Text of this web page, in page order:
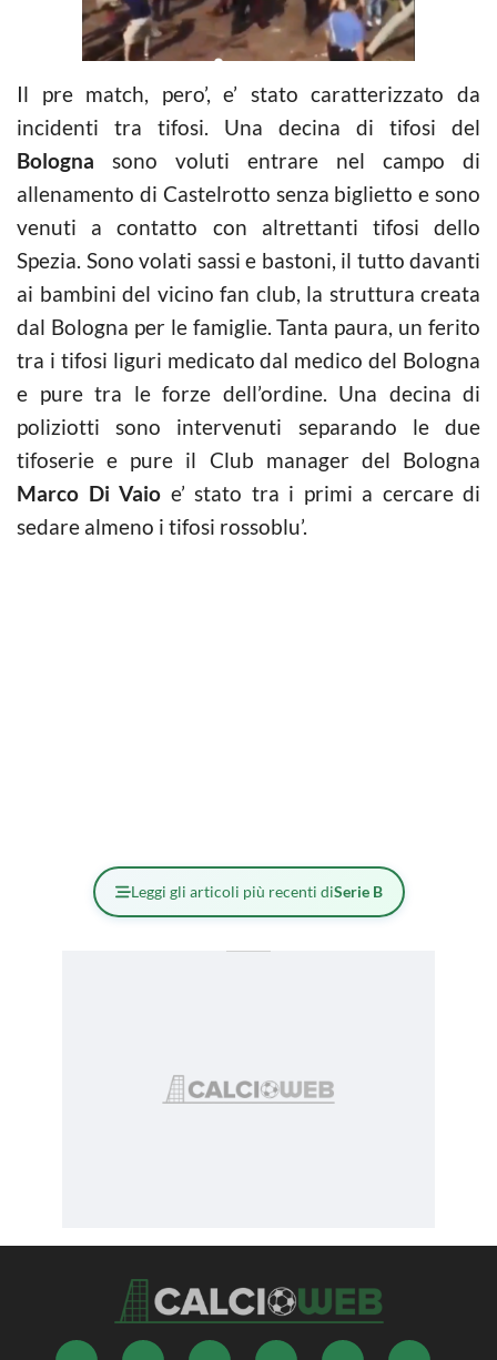
Il pre match, pero’, e’ stato caratterizzato da
incidenti tra tifosi. Una decina di tifosi del
Bologna sono voluti entrare nel campo di
allenamento di Castelrotto senza biglietto e sono
venuti a contatto con altrettanti tifosi dello
Spezia. Sono volati sassi e bastoni, il tutto davanti
ai bambini del vicino fan club, la struttura creata
dal Bologna per le famiglie. Tanta paura, un ferito
tra i tifosi liguri medicato dal medico del Bologna
e pure tra le forze dell’ordine. Una decina di
poliziotti sono intervenuti separando le due
tifoserie e pure il Club manager del Bologna
Marco Di Vaio e’ stato tra i primi a cercare di
sedare almeno i tifosi rossoblu’.
Leggi gli articoli più recenti diSerie B